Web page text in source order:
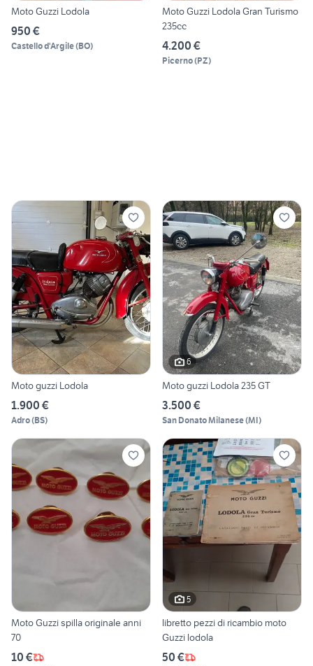
Moto Guzzi Lodola
950 €
Castello d'Argile(BO)
Moto Guzzi Lodola Gran Turismo
235cc
4.200 €
Picerno(PZ)
Moto guzzi Lodola
1.900 €
Adro(BS)
6
Moto guzzi Lodola 235 GT
3.500 €
San Donato Milanese(MI)
Moto Guzzi spilla originale anni
70
10 €
5
libretto pezzi di ricambio moto
Guzzi lodola
50 €